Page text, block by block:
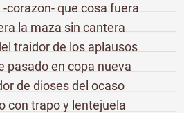
corazon- que cosa fuera
la maza sin cantera
traidor de los aplausos
pasado en copa nueva
de dioses del ocaso
con trapo y lentejuela